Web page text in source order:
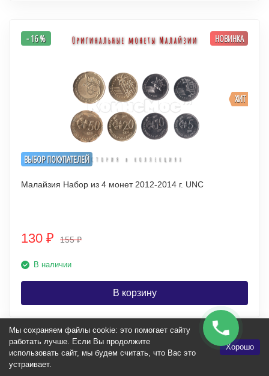
ВЫБОР ПОКУПАТЕЛЕЙ
ХИТ
- 16 % НОВИНКА
Малайзия Набор из 4 монет 2012-2014 г. UNC
130 ₽ 155₽
В наличии
В корзину
НОВИНКА
Мы сохраняем файлы cookie: это помогает сайту
работать лучше. Если Вы продолжите
использовать сайт, мы будем считать, что Вас это
устраивает.
Хорошо